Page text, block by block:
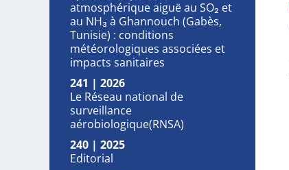
atmosphérique aiguë au SO₂ et
au NH₃ à Ghannouch (Gabès,
Tunisie) : conditions
météorologiques associées et
impacts sanitaires
241 | 2026
Le Réseau national de
surveillance
aérobiologique(RNSA)
240 | 2025
Editorial